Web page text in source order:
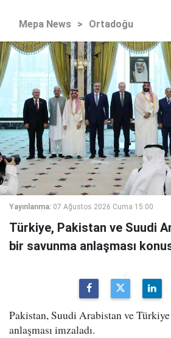
Mepa News > Ortadoğu
Yayınlanma: 07 Ağustos 2026 Cuma 15:00
Türkiye, Pakistan ve Suudi
bir savunma anlaşması
Pakistan, Suudi Arabistan ve
anlaşması imzaladı.